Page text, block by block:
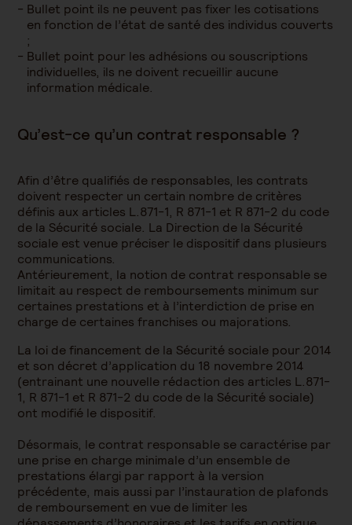
Bullet point ils ne peuvent pas fixer les cotisations
en fonction de l’état de santé des individus couverts
;
Bullet point pour les adhésions ou souscriptions
individuelles, ils ne doivent recueillir aucune
information médicale.
Qu’est-ce qu’un contrat responsable ?
Afin d’être qualifiés de responsables, les contrats
doivent respecter un certain nombre de critères
définis aux articles L.871-1, R 871-1 et R 871-2 du code
de la Sécurité sociale. La Direction de la Sécurité
sociale est venue préciser le dispositif dans plusieurs
communications.
Antérieurement, la notion de contrat responsable se
limitait au respect de remboursements minimum sur
certaines prestations et à l’interdiction de prise en
charge de certaines franchises ou majorations.
La loi de financement de la Sécurité sociale pour 2014
et son décret d’application du 18 novembre 2014
(entrainant une nouvelle rédaction des articles L.871-
1, R 871-1 et R 871-2 du code de la Sécurité sociale)
ont modifié le dispositif.
Désormais, le contrat responsable se caractérise par
une prise en charge minimale d’un ensemble de
prestations élargi par rapport à la version
précédente, mais aussi par l’instauration de plafonds
de remboursement en vue de limiter les